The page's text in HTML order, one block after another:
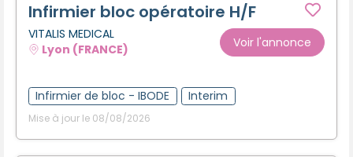
Infirmier bloc opératoire H/F
VITALIS MEDICAL
Lyon (FRANCE)
Voir l'annonce
Infirmier de bloc - IBODE Interim
Mise à jour le 08/08/2026